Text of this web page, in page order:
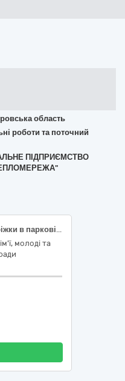
область
роботи та поточний
ПІДПРИЄМСТВО
Облаштування пішохідної доріжки в парковій зоні Козелецького ліцею №1 Козелецької селищної ради за адресою: Чернігівська обл, Чернігівський р-н, сел.Козелець, вул. Франка, 36/1 (коригування), за ЄЗС ДК 021:2015: 45230000-8 – будівництво трубопроводів, ліній зв’язку та електропередач, шосе, доріг, аеродромів і залізничних доріг; вирівнювання поверхонь
молоді та